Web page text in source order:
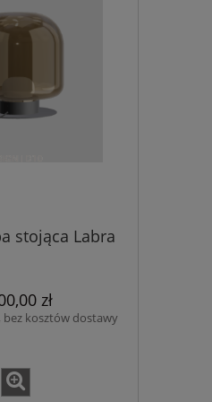
stojąca Labra
zł
bez kosztów dostawy